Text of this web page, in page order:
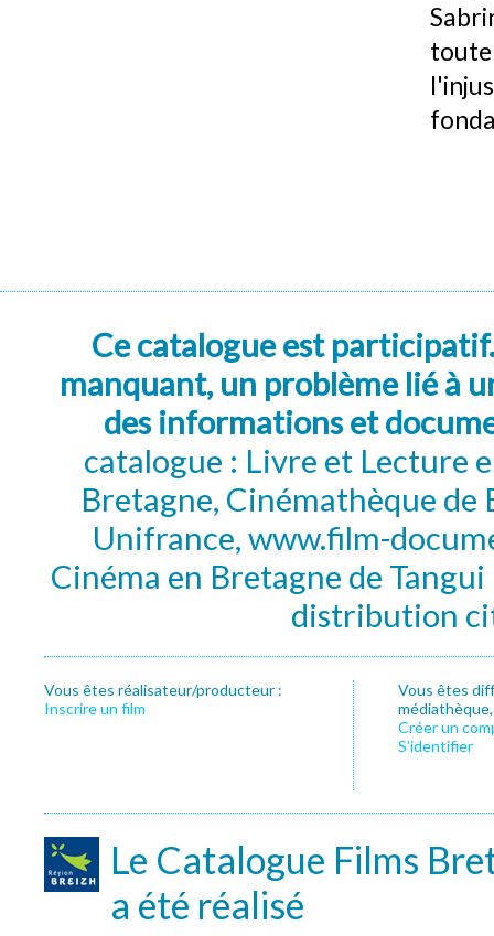
Ce catalogue est
manquant, un problème lié à
des informations et
catalogue : Livre et Lecture
Bretagne, Cinémathèque de
Unifrance, www.film-
Cinéma en Bretagne de
distribution
Vous êtes réalisateur/producteur :
Inscrire un film
Vous êtes
Créer un
S’identifier
Le Catalogue Films
a été réalisé